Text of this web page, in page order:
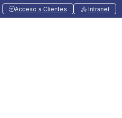
Acceso a Clientes Intranet